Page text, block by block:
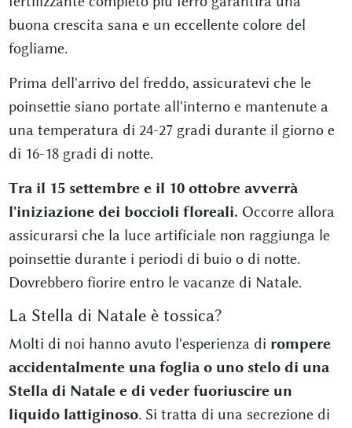
buona crescita sana e un eccellente colore del
fogliame.
Prima dell'arrivo del freddo, assicuratevi che le
poinsettie siano portate all'interno e mantenute a
una temperatura di 24-27 gradi durante il giorno e
di 16-18 gradi di notte.
Tra il 15 settembre e il 10 ottobre avverrà
l'iniziazione dei boccioli floreali. Occorre allora
assicurarsi che la luce artificiale non raggiunga le
poinsettie durante i periodi di buio o di notte.
Dovrebbero fiorire entro le vacanze di Natale.
La Stella di Natale è tossica?
Molti di noi hanno avuto l'esperienza di rompere
accidentalmente una foglia o uno stelo di una
Stella di Natale e di veder fuoriuscire un
liquido lattiginoso. Si tratta di una secrezione di